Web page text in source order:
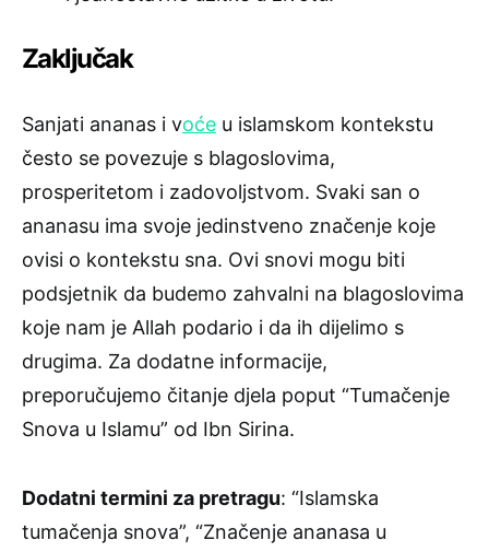
Zaključak
Sanjati ananas i voće u islamskom kontekstu
često se povezuje s blagoslovima,
prosperitetom i zadovoljstvom. Svaki san o
ananasu ima svoje jedinstveno značenje koje
ovisi o kontekstu sna. Ovi snovi mogu biti
podsjetnik da budemo zahvalni na blagoslovima
koje nam je Allah podario i da ih dijelimo s
drugima. Za dodatne informacije,
preporučujemo čitanje djela poput “Tumačenje
Snova u Islamu” od Ibn Sirina.
Dodatni termini za pretragu: “Islamska
tumačenja snova”, “Značenje ananasa u